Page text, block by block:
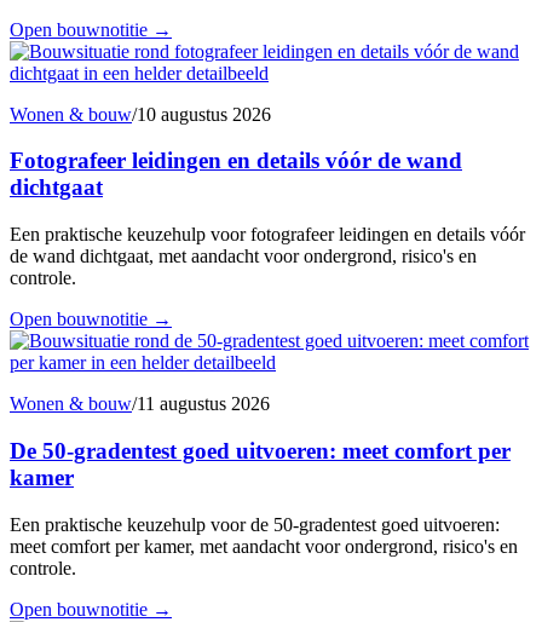
Open bouwnotitie →
Wonen & bouw/10 augustus 2026
Fotografeer leidingen en details vóór de wand
dichtgaat
Een praktische keuzehulp voor fotografeer leidingen en details vóór
de wand dichtgaat, met aandacht voor ondergrond, risico's en
controle.
Open bouwnotitie →
Wonen & bouw/11 augustus 2026
De 50-gradentest goed uitvoeren: meet comfort per
kamer
Een praktische keuzehulp voor de 50-gradentest goed uitvoeren:
meet comfort per kamer, met aandacht voor ondergrond, risico's en
controle.
Open bouwnotitie →